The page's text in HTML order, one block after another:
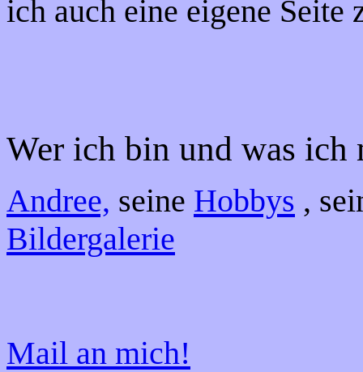
ich auch eine eigene Seite
Wer ich bin und was ich
Andree, seine Hobbys ,
Bildergalerie
Mail an mich!